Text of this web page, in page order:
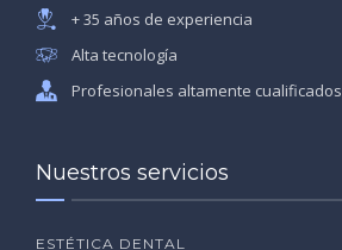
+ 35 años de experiencia
Alta tecnología
Profesionales altamente cualificados
Nuestros servicios
ESTÉTICA DENTAL